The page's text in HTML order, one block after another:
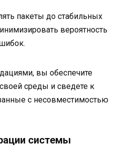
пакеты до стабильных
вероятность
вы обеспечите
среды и сведете к
с несовместимостью
системы